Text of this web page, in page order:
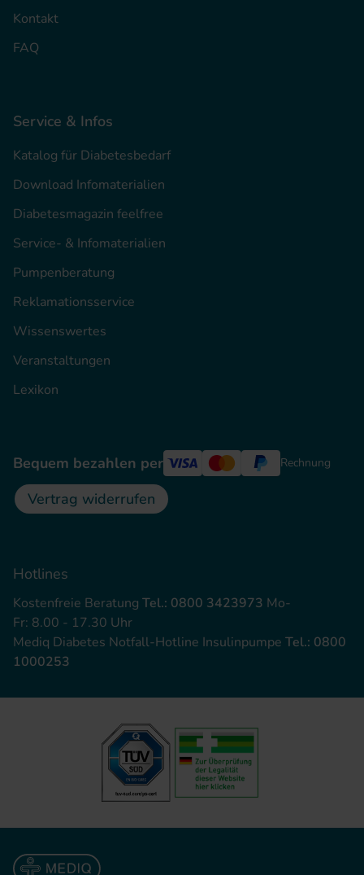
Kontakt
FAQ
Service & Infos
Katalog für Diabetesbedarf
Download Infomaterialien
Diabetesmagazin feelfree
Service- & Infomaterialien
Pumpenberatung
Reklamationsservice
Wissenswertes
Veranstaltungen
Lexikon
Bequem bezahlen per Rechnung
Vertrag widerrufen
Hotlines
Kostenfreie Beratung Tel.: 0800 3423973 Mo-
Fr: 8.00 - 17.30 Uhr
Mediq Diabetes Notfall-Hotline Insulinpumpe Tel.: 0800
1000253